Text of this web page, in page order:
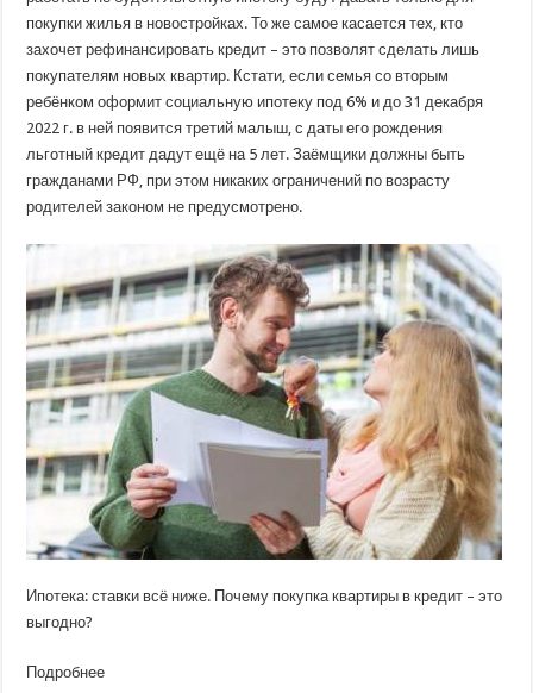
покупки жилья в новостройках. То же самое касается тех, кто
захочет рефинансировать кредит – это позволят сделать лишь
покупателям новых квартир. Кстати, если семья со вторым
ребёнком оформит социальную ипотеку под 6% и до 31 декабря
2022 г. в ней появится третий малыш, с даты его рождения
льготный кредит дадут ещё на 5 лет. Заёмщики должны быть
гражданами РФ, при этом никаких ограничений по возрасту
родителей законом не предусмотрено.
Ипотека: ставки всё ниже. Почему покупка квартиры в кредит – это
выгодно?
Подробнее